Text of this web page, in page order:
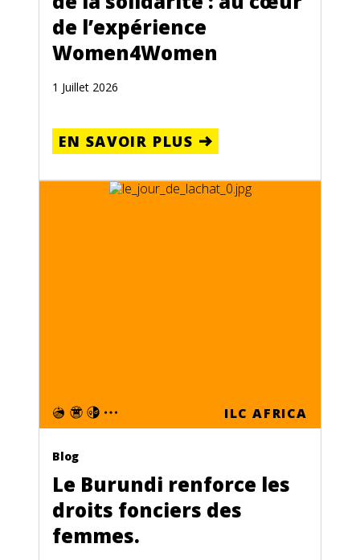
de l’expérience
Women4Women
1 Juillet 2026
EN SAVOIR PLUS
ILC AFRICA
Blog
Le Burundi renforce les
droits fonciers des
femmes.